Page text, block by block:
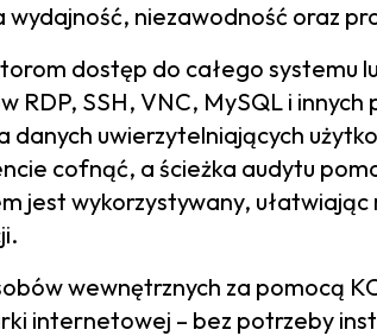
niezawodność oraz
dostęp do całego systemu
RDP, SSH, VNC, MySQL i
danych uwierzytelniających
cofnąć, a ścieżka audytu
jest wykorzystywany,
wewnętrznych za pomocą
internetowej – bez potrzeby